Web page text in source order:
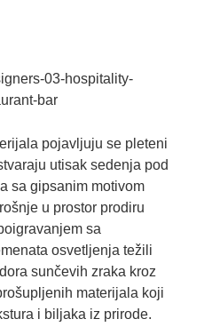
pojavljuju se pleteni
utisak sedenja pod
sa gipsanim motivom
u prostor prodiru
sa
osvetljenja težili
sunčevih zraka kroz
materijala koji
i biljaka iz prirode.